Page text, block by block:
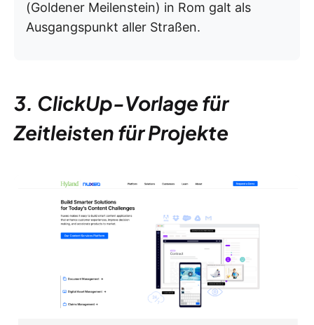
(Goldener Meilenstein) in Rom galt als
Ausgangspunkt aller Straßen.
3. ClickUp-Vorlage für
Zeitleisten für Projekte